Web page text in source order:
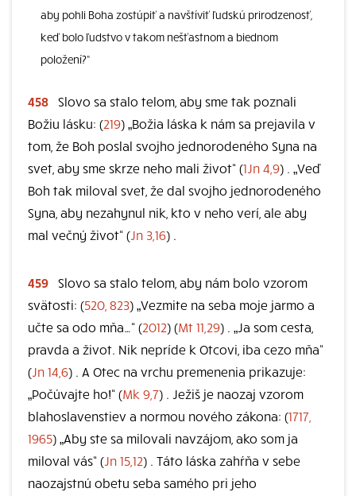
aby pohli Boha zostúpiť a navštíviť ľudskú prirodzenosť,
keď bolo ľudstvo v takom nešťastnom a biednom
položení?“
458 Slovo sa stalo telom, aby sme tak poznali
Božiu lásku: (219) „Božia láska k nám sa prejavila v
tom, že Boh poslal svojho jednorodeného Syna na
svet, aby sme skrze neho mali život“ (1Jn 4,9) . „Veď
Boh tak miloval svet, že dal svojho jednorodeného
Syna, aby nezahynul nik, kto v neho verí, ale aby
mal večný život“ (Jn 3,16) .
459 Slovo sa stalo telom, aby nám bolo vzorom
svätosti: (520, 823) „Vezmite na seba moje jarmo a
učte sa odo mňa…“ (2012) (Mt 11,29) . „Ja som cesta,
pravda a život. Nik nepríde k Otcovi, iba cezo mňa“
(Jn 14,6) . A Otec na vrchu premenenia prikazuje:
„Počúvajte ho!“ (Mk 9,7) . Ježiš je naozaj vzorom
blahoslavenstiev a normou nového zákona: (1717,
1965) „Aby ste sa milovali navzájom, ako som ja
miloval vás“ (Jn 15,12) . Táto láska zahŕňa v sebe
naozajstnú obetu seba samého pri jeho